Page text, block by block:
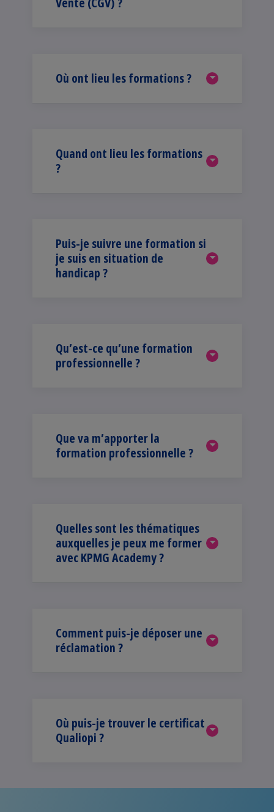
Où ont lieu les formations ?
Quand ont lieu les formations
?
Puis-je suivre une formation si
je suis en situation de
handicap ?
Qu’est-ce qu’une formation
professionnelle ?
Que va m’apporter la
formation professionnelle ?
Quelles sont les thématiques
auxquelles je peux me former
avec KPMG Academy ?
Comment puis-je déposer une
réclamation ?
Où puis-je trouver le certificat
Qualiopi ?